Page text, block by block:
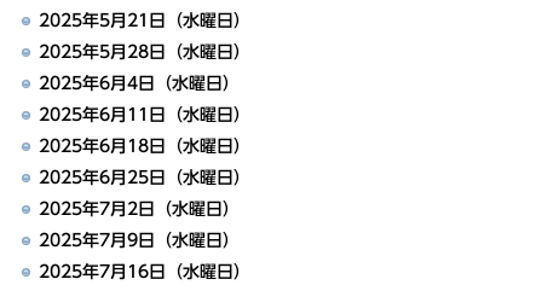
2025年5月21日（水曜日）
2025年5月28日（水曜日）
2025年6月4日（水曜日）
2025年6月11日（水曜日）
2025年6月18日（水曜日）
2025年6月25日（水曜日）
2025年7月2日（水曜日）
2025年7月9日（水曜日）
2025年7月16日（水曜日）